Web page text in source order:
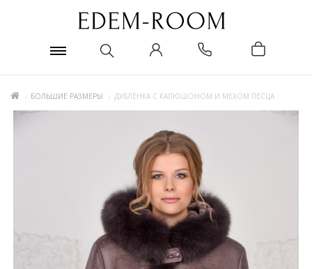
БОЛЬШИЕ РАЗМЕРЫ ДУБЛЁНКА С КАПЮШОНОМ И МЕХОМ ПЕСЦА